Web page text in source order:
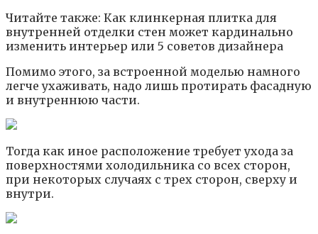
Читайте также: Как клинкерная плитка для
внутренней отделки стен может кардинально
изменить интерьер или 5 советов дизайнера
Помимо этого, за встроенной моделью намного
легче ухаживать, надо лишь протирать фасадную
и внутреннюю части.
Тогда как иное расположение требует ухода за
поверхностями холодильника со всех сторон,
при некоторых случаях с трех сторон, сверху и
внутри.